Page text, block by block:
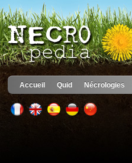
Accueil Quid Nécrologies